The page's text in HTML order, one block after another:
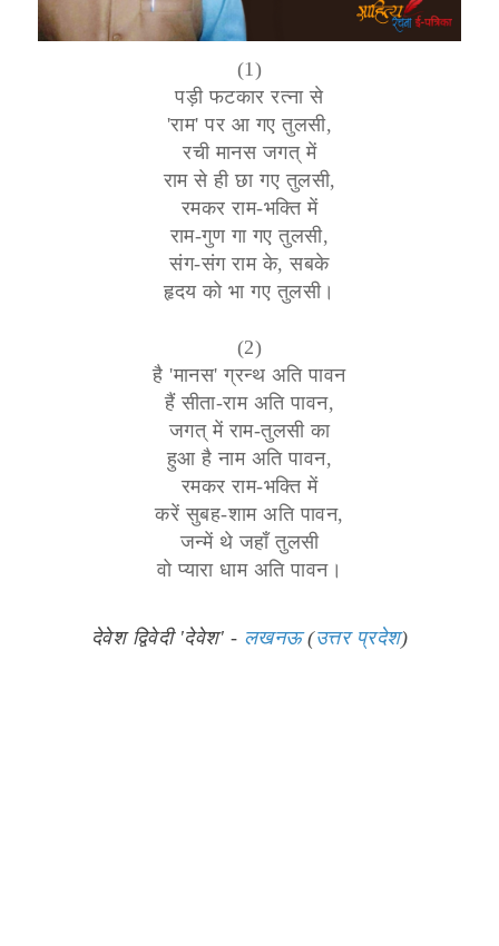
(1)
पड़ी फटकार रत्ना से
'राम' पर आ गए तुलसी,
रची मानस जगत् में
राम से ही छा गए तुलसी,
रमकर राम-भक्ति में
राम-गुण गा गए तुलसी,
संग-संग राम के, सबके
हृदय को भा गए तुलसी।
(2)
है 'मानस' ग्रन्थ अति पावन
हैं सीता-राम अति पावन,
जगत् में राम-तुलसी का
हुआ है नाम अति पावन,
रमकर राम-भक्ति में
करें सुबह-शाम अति पावन,
जन्में थे जहाँ तुलसी
वो प्यारा धाम अति पावन।
देवेश द्विवेदी 'देवेश' - लखनऊ(उत्तर प्रदेश)